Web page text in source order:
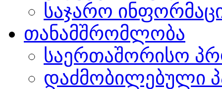
საჯარო
თანამშრომლობა
საერთაშორისო
დაძმობილებული